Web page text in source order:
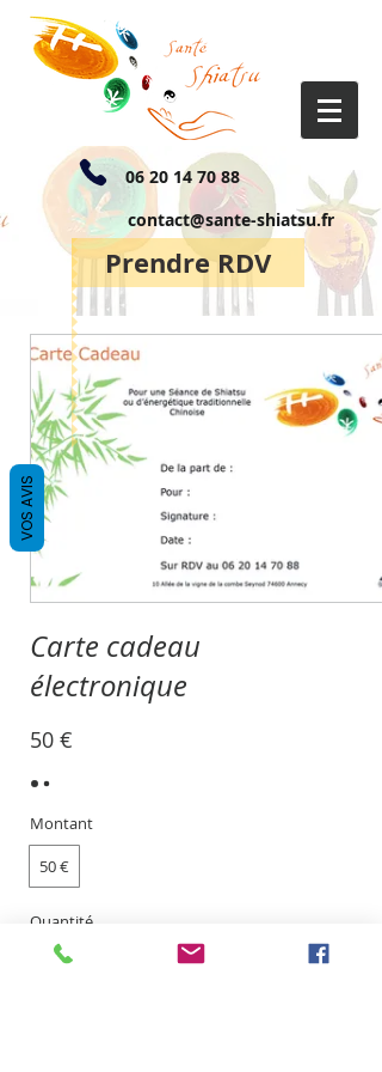
06 20 14 70 88
contact@sante-shiatsu.fr
Prendre RDV
Carte cadeau
électronique
50 €
Montant
50 €
Quantité
VOS AVIS